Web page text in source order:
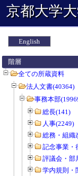
京都大学
English
階層
全ての所蔵資料
法人文書(40364)
事務本部
総長(141)
人事(2249)
総務・組織
記念事業・
評議会・部
学内規則・